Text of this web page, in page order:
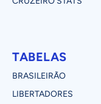
TABELAS
BRASILEIRÃO
LIBERTADORES